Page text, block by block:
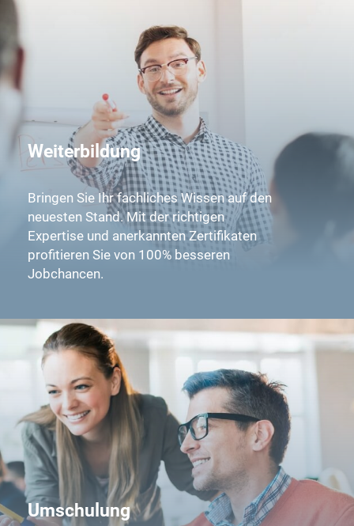
Weiterbildung
Bringen Sie Ihr fachliches Wissen auf den
neuesten Stand. Mit der richtigen
Expertise und anerkannten Zertifikaten
profitieren Sie von 100% besseren
Jobchancen.
Umschulung